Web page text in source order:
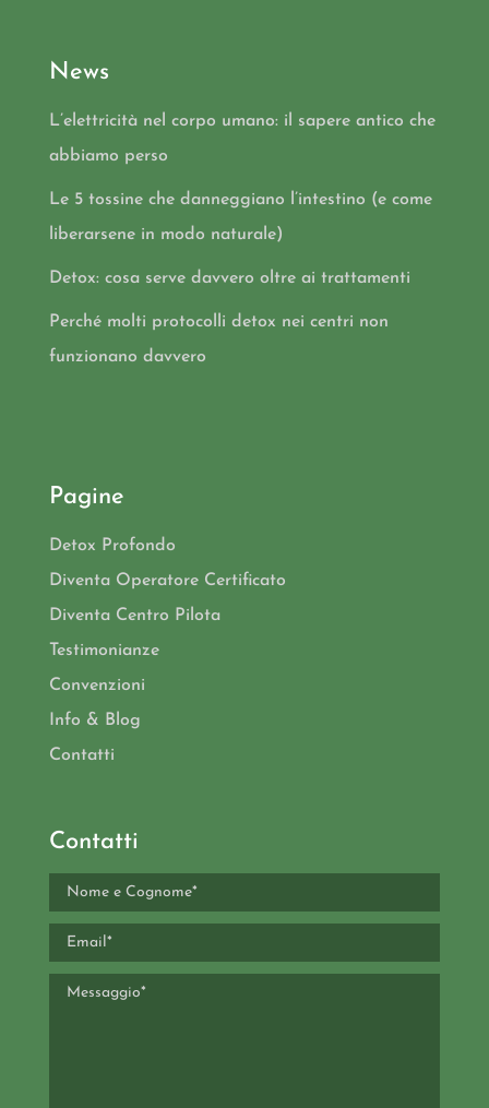
News
L’elettricità nel corpo umano: il sapere antico che
abbiamo perso
Le 5 tossine che danneggiano l’intestino (e come
liberarsene in modo naturale)
Detox: cosa serve davvero oltre ai trattamenti
Perché molti protocolli detox nei centri non
funzionano davvero
Pagine
Detox Profondo
Diventa Operatore Certificato
Diventa Centro Pilota
Testimonianze
Convenzioni
Info & Blog
Contatti
Contatti